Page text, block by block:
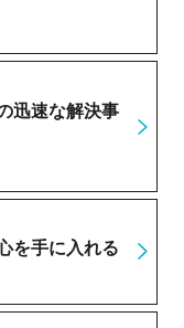
迅速な解決事
を手に入れる